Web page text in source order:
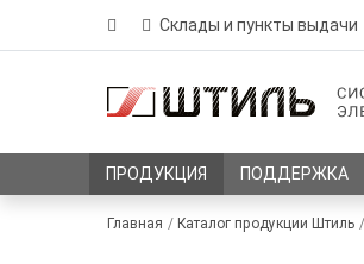
Склады и пункты выдачи
ПРОДУКЦИЯ ПОДДЕРЖКА
Главная Каталог продукции Штиль